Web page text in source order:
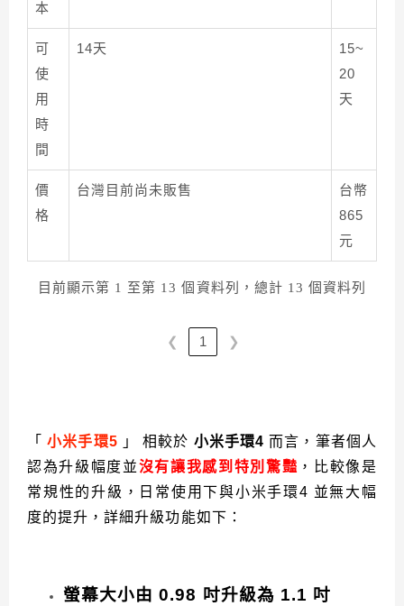
本
可
使
用
時
間
14天
15~
20
天
價
格
台灣目前尚未販售
台幣
865
元
目前顯示第 1 至第 13 個資料列，總計 13 個資料列
❮ 1 ❯
「小米手環5 」 相較於 小米手環4 而言，筆者個人
認為升級幅度並沒有讓我感到特別驚豔 ，比較像是
常規性的升級，日常使用下與小米手環4 並無大幅
度的提升，詳細升級功能如下：
螢幕大小由 0.98 吋升級為 1.1 吋